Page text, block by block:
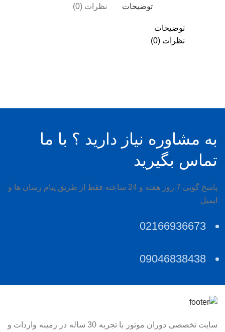
توضیحات نظرات (0)
توضیحات
نظرات (0)
به مشاوره نیاز دارید ؟ با ما
تماس بگیرید
پاسخ گویی 7 روز هفته و 24 ساعته فقط از طریق پیام رسان ها و
ایمیل
02166936673
09046838438
سایت تخصصی دوران موتور با تجربه 30 ساله در زمینه واردات و